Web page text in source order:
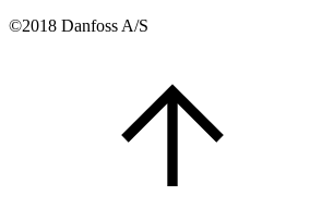
©2018 Danfoss A/S